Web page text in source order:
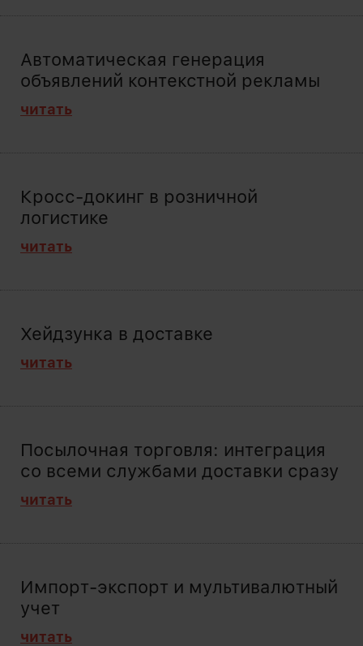
Автоматическая генерация
объявлений контекстной рекламы
читать
Кросс-докинг в розничной
логистике
читать
Хейдзунка в доставке
читать
Посылочная торговля: интеграция
со всеми службами доставки сразу
читать
Импорт-экспорт и мультивалютный
учет
читать